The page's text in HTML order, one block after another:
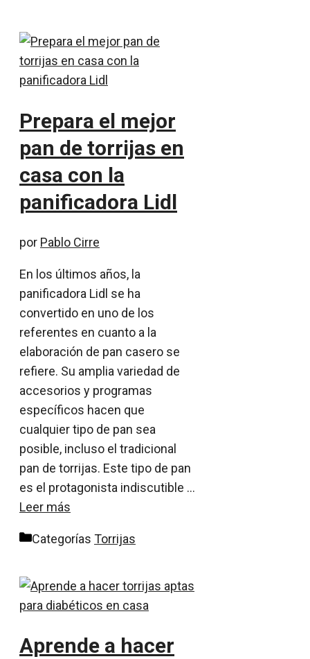
Prepara el mejor
pan de torrijas en
casa con la
panificadora Lidl
por Pablo Cirre
En los últimos años, la
panificadora Lidl se ha
convertido en uno de los
referentes en cuanto a la
elaboración de pan casero se
refiere. Su amplia variedad de
accesorios y programas
específicos hacen que
cualquier tipo de pan sea
posible, incluso el tradicional
pan de torrijas. Este tipo de pan
es el protagonista indiscutible …
Leer más
Categorías Torrijas
Aprende a hacer